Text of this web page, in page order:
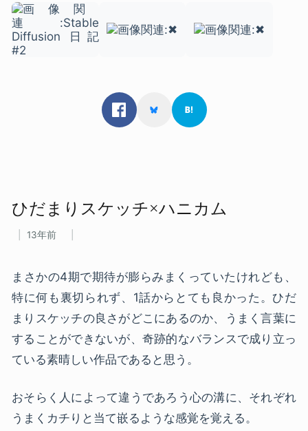
ひだまり​スケッチ×ハニカム
13年前
まさかの4期で期待が膨らみまくっていたけれども、
特に何も裏切られず、1話からとても良かった。ひだ
まりスケッチの良さがどこにあるのか、うまく言葉に
することができないが、奇跡的なバランスで成り立っ
ている素晴しい作品であると思う。
おそらく人によって違うであろう心の溝に、それぞれ
うまくカチりと当て嵌るような感覚を覚える。